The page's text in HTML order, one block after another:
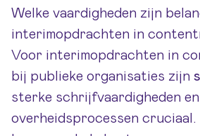
Welke vaardigheden zijn
interimopdrachten in
Voor interimopdrachten in
bij publieke organisaties zijn
sterke schrijfvaardigheden
overheidsprocessen cruciaal.